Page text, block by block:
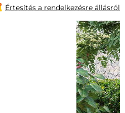
Értesítés a rendelkezésre állásról